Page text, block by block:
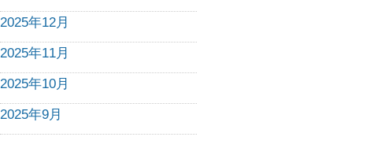
2025年12月
2025年11月
2025年10月
2025年9月